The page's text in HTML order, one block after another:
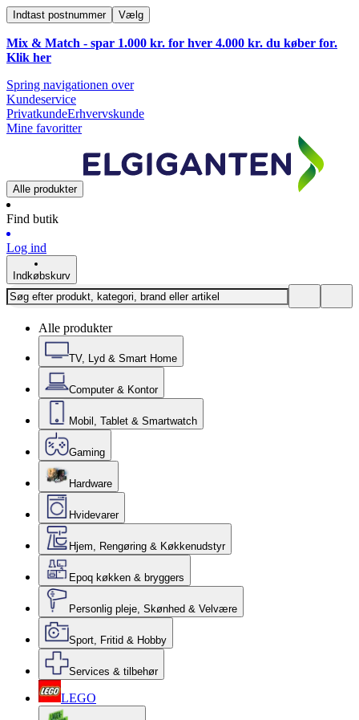
Indtast postnummer Vælg
Mix & Match - spar 1.000 kr. for hver 4.000 kr. du køber for.
Klik her
Spring navigationen over
Kundeservice
PrivatkundeErhvervskunde
Mine favoritter
Alle produkter
Find butik
Log ind
Indkøbskurv
Alle produkter
TV, Lyd & Smart Home
Computer & Kontor
Mobil, Tablet & Smartwatch
Gaming
Hardware
Hvidevarer
Hjem, Rengøring & Køkkenudstyr
Epoq køkken & bryggers
Personlig pleje, Skønhed & Velvære
Sport, Fritid & Hobby
Services & tilbehør
LEGO